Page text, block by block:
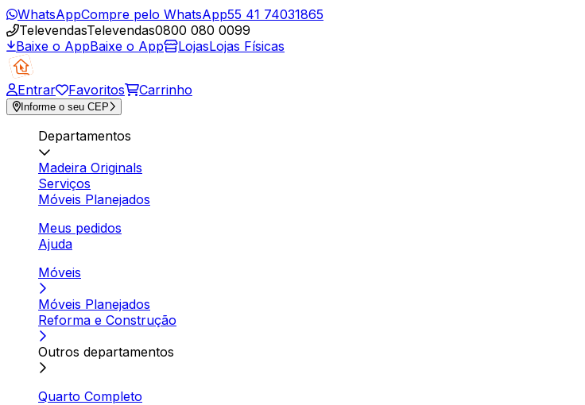
WhatsAppCompre pelo WhatsApp55 41 74031865
TelevendasTelevendas0800 080 0099
Baixe o AppBaixe o App LojasLojas Físicas
Entrar Favoritos Carrinho
Informe o seu CEP
Departamentos
Madeira Originals
Serviços
Móveis Planejados
Meus pedidos
Ajuda
Móveis
Móveis Planejados
Reforma e Construção
Outros departamentos
Quarto Completo